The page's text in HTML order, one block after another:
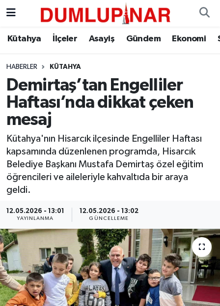
Kütahya İlçeler Asayiş Gündem Ekonomi
HABERLER KÜTAHYA
Demirtaş’tan Engelliler
Haftası’nda dikkat çeken
mesaj
Kütahya'nın Hisarcık ilçesinde Engelliler Haftası
kapsamında düzenlenen programda, Hisarcık
Belediye Başkanı Mustafa Demirtaş özel eğitim
öğrencileri ve aileleriyle kahvaltıda bir araya
geldi.
12.05.2026 - 13:01
YAYINLANMA
12.05.2026 - 13:02
GÜNCELLEME
Asayiş
Diğer
Dünya
Eğitim
Ekonomi
Eleman
Emlak
Gündem
Haber
Haber İlanlar
Kültür-Sanat
Kütahya Hava Durumu
Kütahya Trafik Yoğunluk Haritası
Süper Lig Puan Durumu ve Fikstür
Tüm Manşetler
Son Dakika Haberleri
Haber Arşivi